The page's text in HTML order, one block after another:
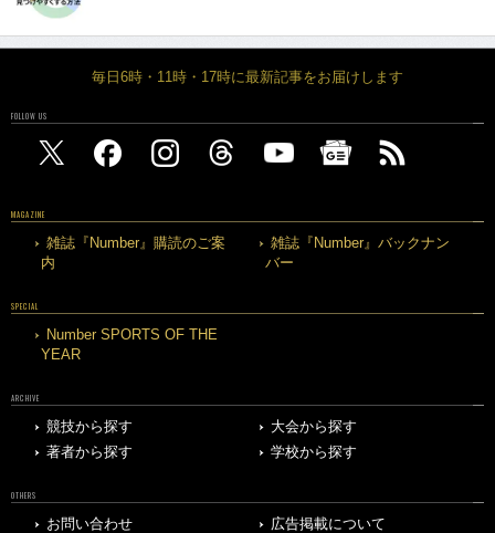
毎日6時・11時・17時に最新記事をお届けします
FOLLOW US
MAGAZINE
雑誌『Number』購読のご案
内
雑誌『Number』バックナン
バー
SPECIAL
Number SPORTS OF THE
YEAR
ARCHIVE
競技から探す
大会から探す
著者から探す
学校から探す
OTHERS
お問い合わせ
広告掲載について